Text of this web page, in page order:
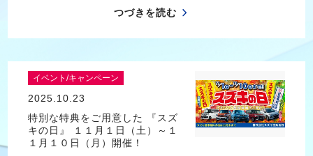
つづきを読む
イベント/キャンペーン
2025.10.23
特別な特典をご用意した 『スズ
キの日』 １１月１日（土）～１
１月１０日（月）開催！